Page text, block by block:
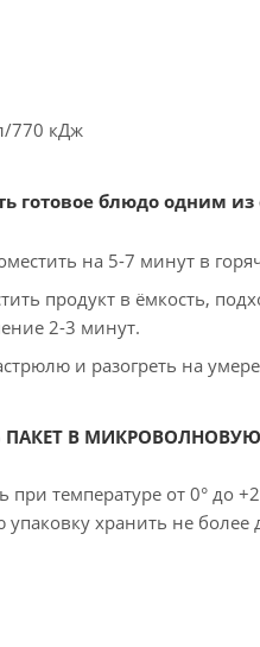
770 кДж
готовое блюдо одним
на 5-7 минут в
продукт в ёмкость,
2-3 минут.
и разогреть на
В
при температуре от 0° до
хранить не более